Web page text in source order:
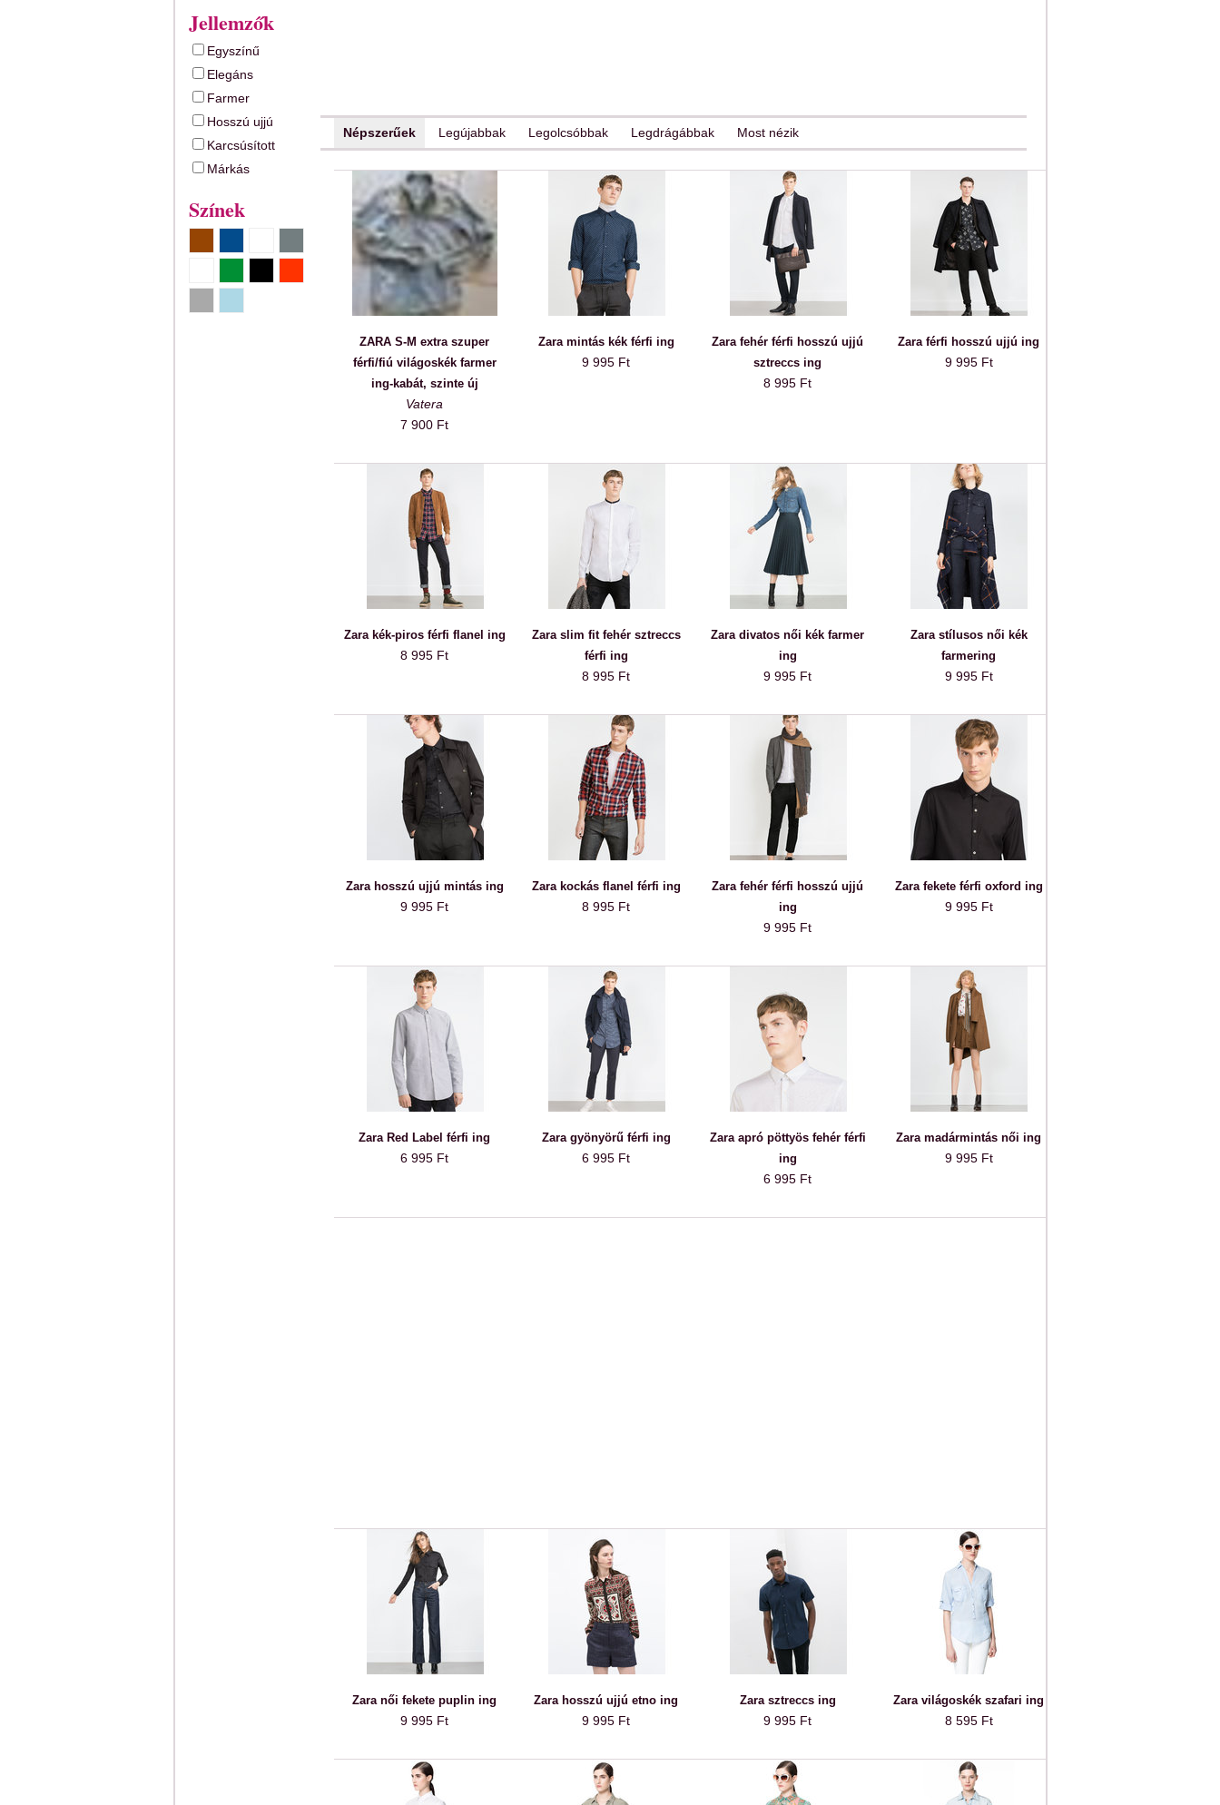
Jellemzők
Egyszínű
Elegáns
Farmer
Hosszú ujjú
Karcsúsított
Márkás
Színek
Népszerűek Legújabbak Legolcsóbbak Legdrágábbak Most nézik
ZARA S-M extra szuper
férfi/fiú világoskék farmer
ing-kabát, szinte új
Vatera
7 900 Ft
Zara mintás kék férfi ing
9 995 Ft
Zara fehér férfi hosszú ujjú
sztreccs ing
8 995 Ft
Zara férfi hosszú ujjú ing
9 995 Ft
Zara kék-piros férfi flanel ing
8 995 Ft
Zara slim fit fehér sztreccs
férfi ing
8 995 Ft
Zara divatos női kék farmer
ing
9 995 Ft
Zara stílusos női kék
farmering
9 995 Ft
Zara hosszú ujjú mintás ing
9 995 Ft
Zara kockás flanel férfi ing
8 995 Ft
Zara fehér férfi hosszú ujjú
ing
9 995 Ft
Zara fekete férfi oxford ing
9 995 Ft
Zara Red Label férfi ing
6 995 Ft
Zara gyönyörű férfi ing
6 995 Ft
Zara apró pöttyös fehér férfi
ing
6 995 Ft
Zara madármintás női ing
9 995 Ft
Zara női fekete puplin ing
9 995 Ft
Zara hosszú ujjú etno ing
9 995 Ft
Zara sztreccs ing
9 995 Ft
Zara világoskék szafari ing
8 595 Ft